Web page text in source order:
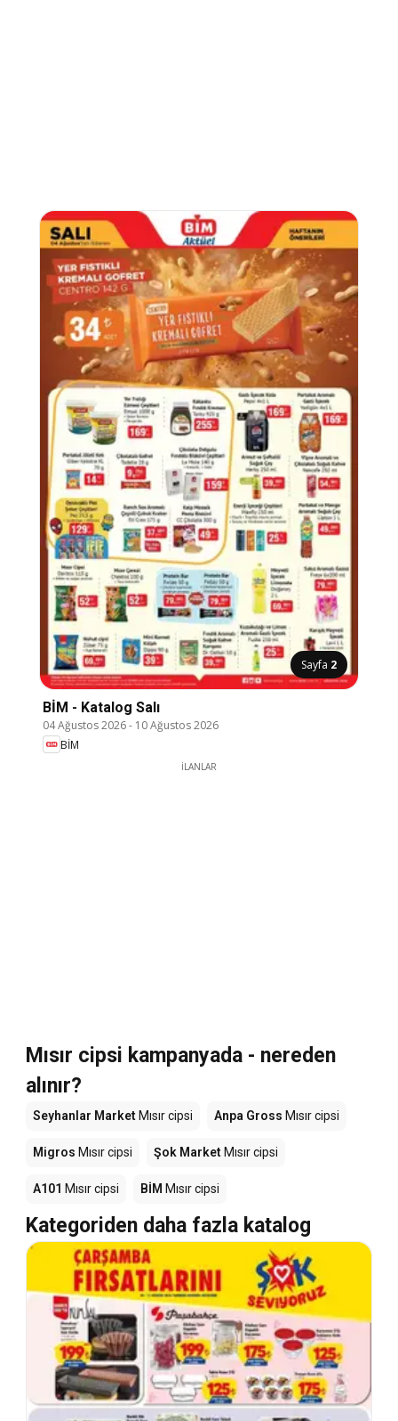
Sayfa 2
BİM - Katalog Salı
04 Ağustos 2026- 10 Ağustos 2026
BİM
İLANLAR
Mısır cipsi kampanyada - nereden
alınır?
Seyhanlar Market Mısır cipsi Anpa Gross Mısır cipsi
Migros Mısır cipsi Şok Market Mısır cipsi
A101 Mısır cipsi BİM Mısır cipsi
Kategoriden daha fazla katalog